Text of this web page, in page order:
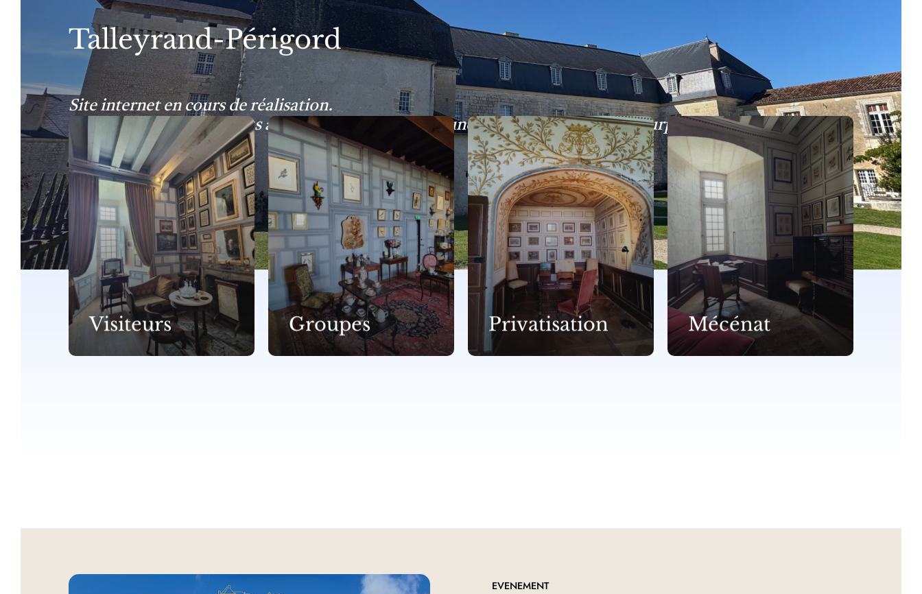
Talleyrand-Périgord
Site internet en cours de réalisation.
Très prochainement, nous aurons plaisir à partager une information pleine de surprises et de propositions.
Visiteurs Groupes Privatisation Mécénat
EVENEMENT